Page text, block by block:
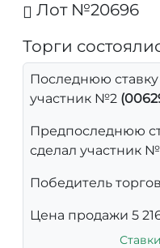
Лот №20696
Торги
Последнюю ставку
участник №2
Предпоследнюю
сделал участник
Победитель
Цена продажи 5